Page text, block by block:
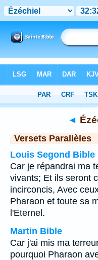
Chapitre 32> Verset 32
◄
Versets Parallèles
Louis Segond Bible
Car je répandrai ma
vivants; Et ils seront
incirconcis, Avec
Pharaon et toute sa
l'Eternel.
Martin Bible
Car j'ai mis ma
pourquoi Pharaon